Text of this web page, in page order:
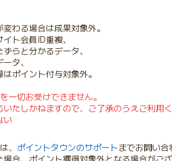
わる場合は成果対象外。
ト会員ID重複、
らと分かるデータ、
タ、
ポイント付与対象外。
一切お受けできません。
たしかねますので、ご了承のうえご利用く
い
、 ポイントタウンのサポートまでお問い合
合、ポイント獲得対象外となる場合がござ